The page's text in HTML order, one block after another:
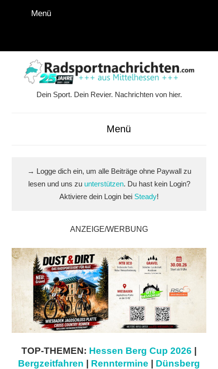
Feed
Menü
Dein Sport. Dein Revier. Nachrichten von hier.
Menü
→ Logge dich ein, um alle Beiträge ohne Paywall zu
lesen und uns zu unterstützen. Du hast kein Login?
Aktiviere dein Login bei Steady!
ANZEIGE/WERBUNG
TOP-THEMEN: Hessen Berg Cup 2026 |
Bergzeitfahren | Renntermine | Dünsberg